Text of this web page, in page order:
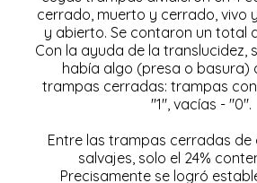
cerrado, muerto y cerrado, vivo
y abierto. Se contaron un total
Con la ayuda de la translucidez,
había algo (presa o basura)
trampas cerradas: trampas
"1", vacías - "0".
Entre las trampas cerradas
salvajes, solo el 24%
Precisamente se logró